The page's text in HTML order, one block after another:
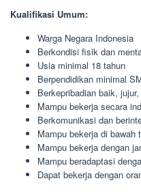
Kualifikasi Umum:
Warga Negara Indonesia
Berkondisi fisik dan
Usia minimal 18 tahun
Berpendidikan minimal
Berkepribadian baik,
Mampu bekerja secara
Berkomunikasi dan
Mampu bekerja di bawah
Mampu bekerja dengan
Mampu beradaptasi
Dapat bekerja dengan